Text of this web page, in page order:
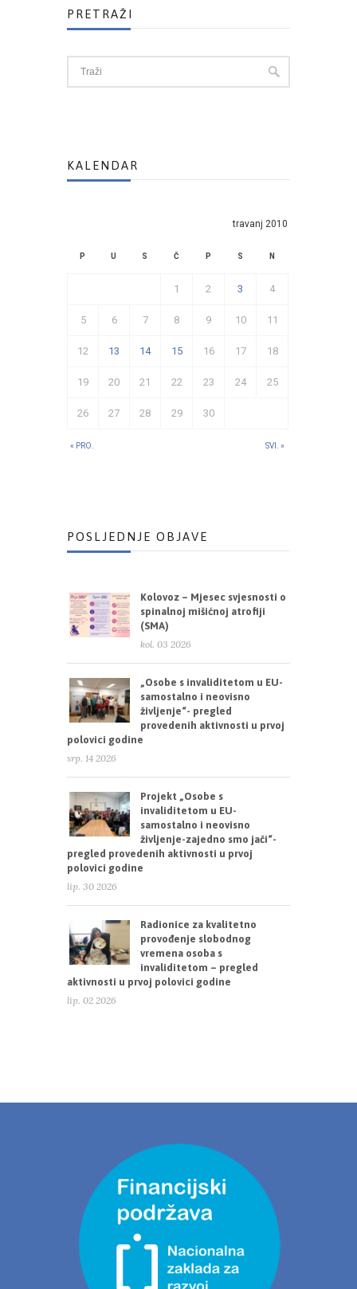
PRETRAŽI
KALENDAR
travanj 2010
P U S Č P S N
« PRO. SVI. »
1 2 3 4
5 6 7 8 9 10 11
12 13 14 15 16 17 18
19 20 21 22 23 24 25
26 27 28 29 30
POSLJEDNJE OBJAVE
Kolovoz – Mjesec svjesnosti o
spinalnoj mišićnoj atrofiji
(SMA)
kol. 03 2026
„Osobe s invaliditetom u EU-
samostalno i neovisno
življenje“- pregled
provedenih aktivnosti u prvoj
polovici godine
srp. 14 2026
Projekt „Osobe s
invaliditetom u EU-
samostalno i neovisno
življenje-zajedno smo jači“-
pregled provedenih aktivnosti u prvoj
polovici godine
lip. 30 2026
Radionice za kvalitetno
provođenje slobodnog
vremena osoba s
invaliditetom – pregled
aktivnosti u prvoj polovici godine
lip. 02 2026